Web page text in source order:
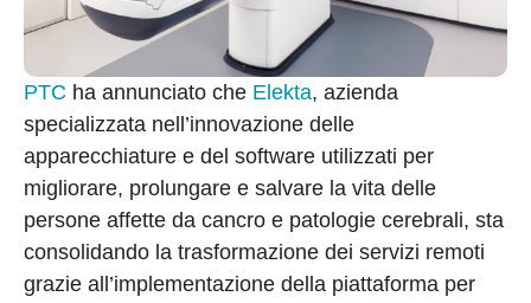
PTC ha annunciato che Elekta, azienda
specializzata nell’innovazione delle
apparecchiature e del software utilizzati per
migliorare, prolungare e salvare la vita delle
persone affette da cancro e patologie cerebrali, sta
consolidando la trasformazione dei servizi remoti
grazie all’implementazione della piattaforma per